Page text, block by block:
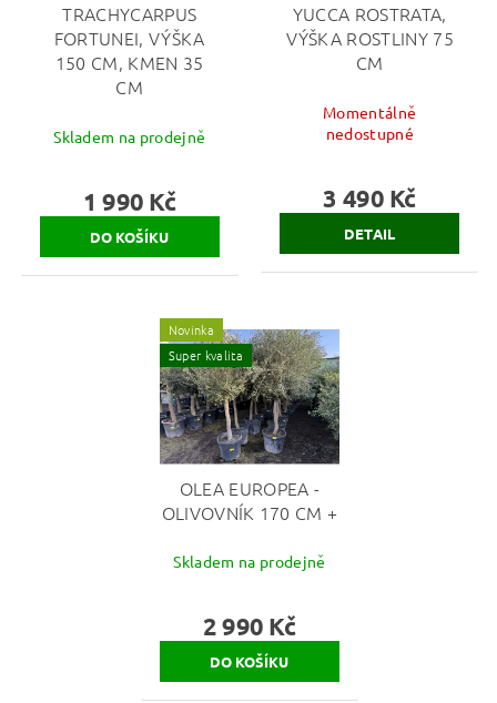
TRACHYCARPUS
FORTUNEI, VÝŠKA
150 CM, KMEN 35
CM
Skladem na prodejně
1 990 Kč
YUCCA ROSTRATA,
VÝŠKA ROSTLINY 75
CM
Momentálně
nedostupné
3 490 Kč
DETAIL
Novinka
Super kvalita
OLEA EUROPEA -
OLIVOVNÍK 170 CM +
Skladem na prodejně
2 990 Kč